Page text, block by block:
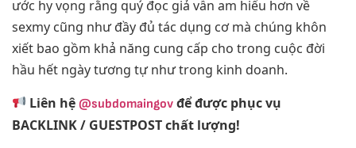
ước hy vọng rằng quý đọc giả vẫn am hiểu hơn về
sexmy cũng như đầy đủ tác dụng cơ mà chúng khôn
xiết bao gồm khả năng cung cấp cho trong cuộc đời
hầu hết ngày tương tự như trong kinh doanh.
Liên hệ@subdomaingov để được phục vụ
BACKLINK / GUESTPOST chất lượng!